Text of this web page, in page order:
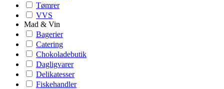
Tømrer
VVS
Mad & Vin
Bagerier
Catering
Chokoladebutik
Dagligvarer
Delikatesser
Fiskehandler